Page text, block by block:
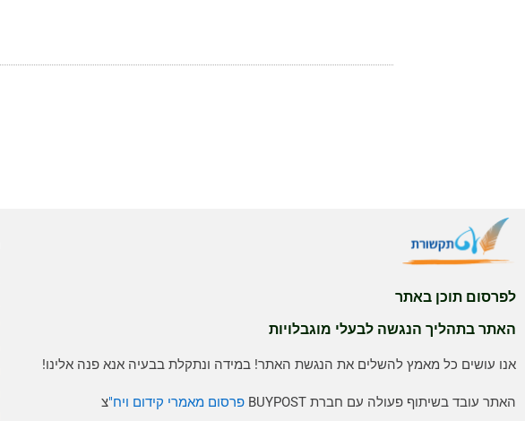
לפרסום תוכן באתר
האתר בתהליך הנגשה לבעלי מוגבלויות
אנו עושים כל מאמץ להשלים את הנגשת האתר! במידה ונתקלת בבעיה אנא פנה אלינו!
האתר עובד בשיתוף פעולה עם חברת BUYPOST פרסום מאמרי קידום ויח"צ